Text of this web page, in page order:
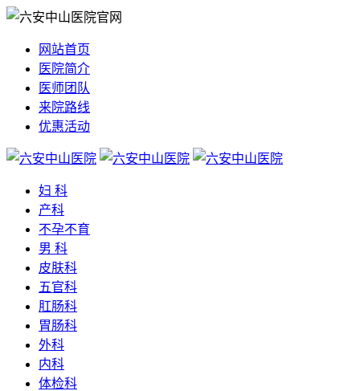
网站首页
医院简介
医师团队
来院路线
优惠活动
妇 科
产科
不孕不育
男 科
皮肤科
五官科
肛肠科
胃肠科
外科
内科
体检科